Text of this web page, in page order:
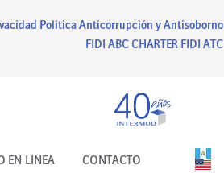
Política Anticorrupción y Antisoborno
FIDI ABC CHARTER FIDI ATC
EN LINEA CONTACTO